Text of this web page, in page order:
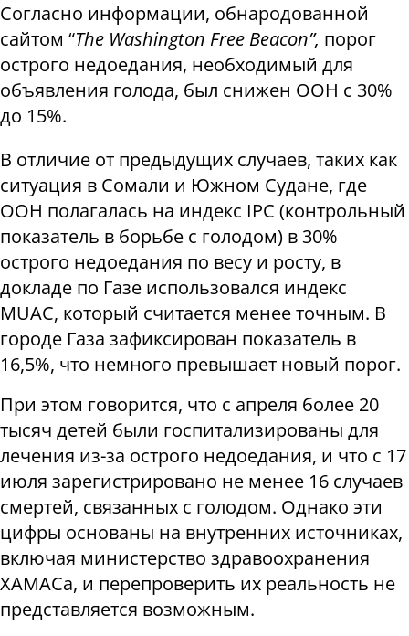
Согласно информации, обнародованной
сайтом “The Washington Free Beacon”, порог
острого недоедания, необходимый для
объявления голода, был снижен ООН с 30%
до 15%.
В отличие от предыдущих случаев, таких как
ситуация в Сомали и Южном Судане, где
ООН полагалась на индекс IPC (контрольный
показатель в борьбе с голодом) в 30%
острого недоедания по весу и росту, в
докладе по Газе использовался индекс
MUAC, который считается менее точным. В
городе Газа зафиксирован показатель в
16,5%, что немного превышает новый порог.
При этом говорится, что с апреля более 20
тысяч детей были госпитализированы для
лечения из-за острого недоедания, и что с 17
июля зарегистрировано не менее 16 случаев
смертей, связанных с голодом. Однако эти
цифры основаны на внутренних источниках,
включая министерство здравоохранения
ХАМАСа, и перепроверить их реальность не
представляется возможным.